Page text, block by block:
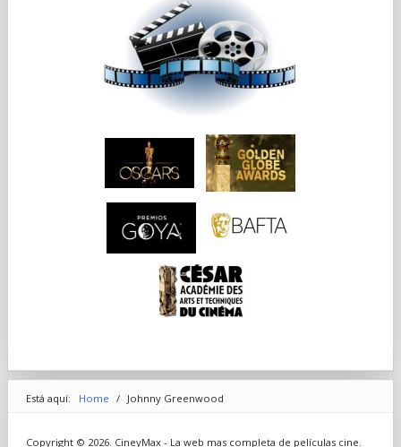
Está aquí: Home / Johnny Greenwood
Copyright © 2026. CineyMax - La web mas completa de películas cine.